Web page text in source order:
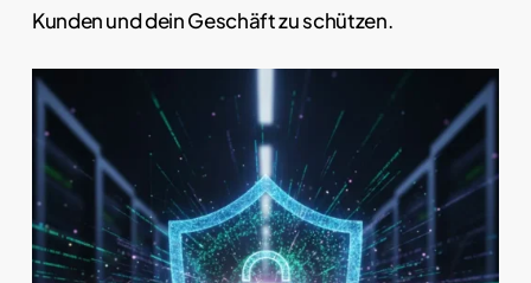
Kunden und dein Geschäft zu schützen.